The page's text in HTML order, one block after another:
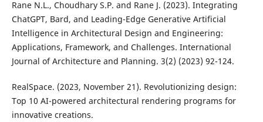
Rane N.L., Choudhary S.P. and Rane J. (2023). Integrating
ChatGPT, Bard, and Leading-Edge Generative Artificial
Intelligence in Architectural Design and Engineering:
Applications, Framework, and Challenges. International
Journal of Architecture and Planning. 3(2) (2023) 92-124.
RealSpace. (2023, November 21). Revolutionizing design:
Top 10 AI-powered architectural rendering programs for
innovative creations.